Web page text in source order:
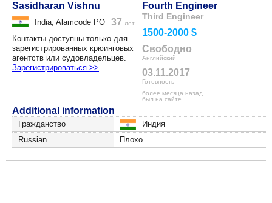
Sasidharan Vishnu
India, Alamcode PO 37 лет
Контакты доступны только для
зарегистрированных крюинговых
агентств или судовладельцев.
Зарегистрироваться >>
Fourth Engineer
Third Engineer
1500-2000 $
Свободно
Английский
03.11.2017
Готовность
более месяца назад
был на сайте
Additional information
Гражданство
Индия
Russian
Плохо